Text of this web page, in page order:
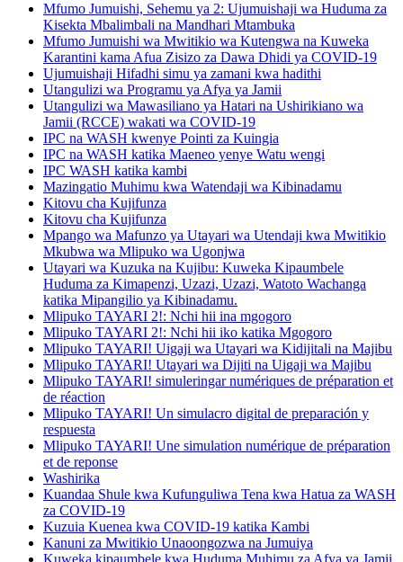
Mfumo Jumuishi, Sehemu ya 2: Ujumuishaji wa Huduma za
Kisekta Mbalimbali na Mandhari Mtambuka
Mfumo Jumuishi wa Mwitikio wa Kutengwa na Kuweka
Karantini kama Afua Zisizo za Dawa Dhidi ya COVID-19
Ujumuishaji Hifadhi simu ya zamani kwa hadithi
Utangulizi wa Programu ya Afya ya Jamii
Utangulizi wa Mawasiliano ya Hatari na Ushirikiano wa
Jamii (RCCE) wakati wa COVID-19
IPC na WASH kwenye Pointi za Kuingia
IPC na WASH katika Maeneo yenye Watu wengi
IPC WASH katika kambi
Mazingatio Muhimu kwa Watendaji wa Kibinadamu
Kitovu cha Kujifunza
Kitovu cha Kujifunza
Mpango wa Mafunzo ya Utayari wa Utendaji kwa Mwitikio
Mkubwa wa Mlipuko wa Ugonjwa
Utayari wa Kuzuka na Kujibu: Kuweka Kipaumbele
Huduma za Kimapenzi, Uzazi, Uzazi, Watoto Wachanga
katika Mipangilio ya Kibinadamu.
Mlipuko TAYARI 2!: Nchi hii ina mgogoro
Mlipuko TAYARI 2!: Nchi hii iko katika Mgogoro
Mlipuko TAYARI! Uigaji wa Utayari wa Kidijitali na Majibu
Mlipuko TAYARI! Utayari wa Dijiti na Uigaji wa Majibu
Mlipuko TAYARI! simuleringar numériques de préparation et
de réaction
Mlipuko TAYARI! Un simulacro digital de preparación y
respuesta
Mlipuko TAYARI! Une simulation numérique de préparation
et de reponse
Washirika
Kuandaa Shule kwa Kufunguliwa Tena kwa Hatua za WASH
za COVID-19
Kuzuia Kuenea kwa COVID-19 katika Kambi
Kanuni za Mwitikio Unaoongozwa na Jumuiya
Kuweka kipaumbele kwa Huduma Muhimu za Afya ya Jamii